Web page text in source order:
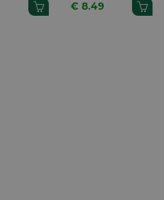
€ 8.49